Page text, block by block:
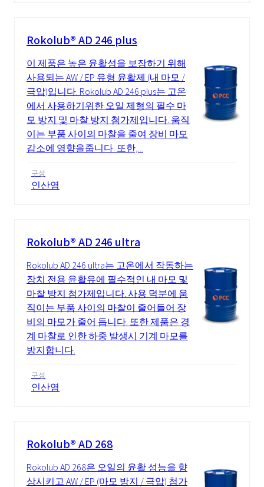
Rokolub® AD 246 plus
이 제품은 높은 윤활성을 보장하기 위해
사용되는 AW / EP 유형 윤활제 (내 마모 /
극압)입니다. Rokolub AD 246 plus는 고온
에서 사용하기위한 오일 제형의 필수 마
모 방지 및 마찰 방지 첨가제입니다. 움직
이는 부품 사이의 마찰을 줄여 장비 마모
감소에 영향을줍니다. 또한,...
구성
인산염
Rokolub® AD 246 ultra
Rokolub AD 246 ultra는 고온에서 작동하는
장치 전용 윤활유에 필수적인 내 마모 및
마찰 방지 첨가제입니다. 사용 덕분에 움
직이는 부품 사이의 마찰이 줄어들어 장
비의 마모가 줄어 듭니다. 또한 제품은 경
계 마찰로 인한 하중 발생시 기계 마모를
방지합니다.
구성
인산염
Rokolub® AD 268
Rokolub AD 268은 오일의 윤활 성능을 향
상시키고 AW / EP (마모 방지 / 극압) 첨가